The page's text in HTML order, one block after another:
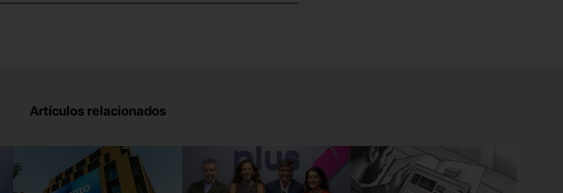
Artículos relacionados